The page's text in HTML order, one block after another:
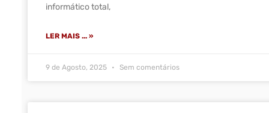
informático total,
LER MAIS ... »
9 de Agosto, 2025 Sem comentários